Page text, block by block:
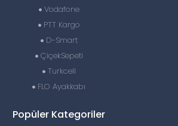
Vodafone
PTT Kargo
D-Smart
ÇiçekSepeti
Turkcell
FLO Ayakkabı
Popüler Kategoriler